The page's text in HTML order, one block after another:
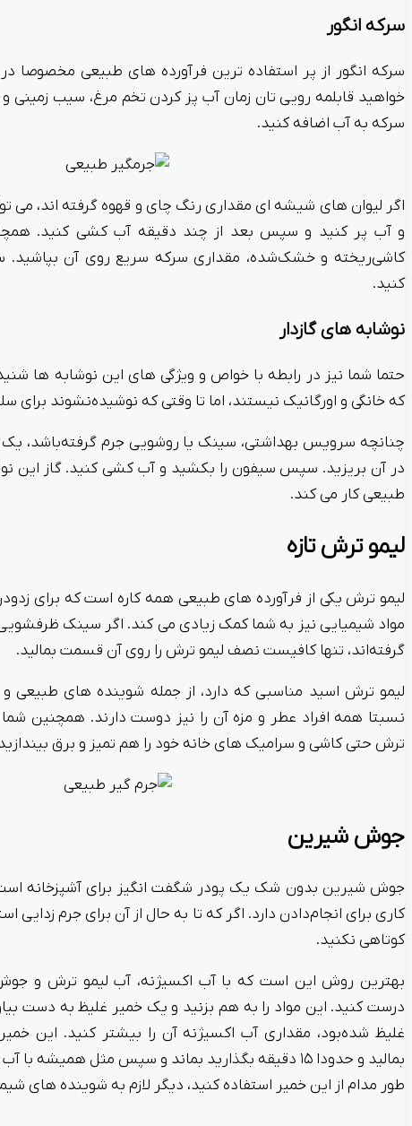
سرکه انگور
سرکه انگور از پر استفاده ترین فرآورده های طبیعی مخصوصا
خواهید قابلمه رویی تان زمان آب‌ پز کردن تخم‌ مرغ، سیب‌ زمینی
سرکه به آب اضافه کنید.
اگر لیوان‌ های شیشه ای مقداری رنگ چای و قهوه گرفته‌ اند، می
و آب پر کنید و سپس بعد از چند دقیقه آب‌ کشی کنید.
کاشی‌ریخته و خشک‌شده، مقداری سرکه سریع روی آن بپاشید.
کنید.
نوشابه‌ های گازدار
حتما شما نیز در رابطه با خواص و ویژگی های این نوشابه‌ ها
که خانگی و اورگانیک نیستند، اما تا وقتی که نوشیده‌نشوند برای
چنانچه سرویس بهداشتی، سینک یا روشویی جرم گرفته‌باشد، یک
در آن بریزید. سپس سیفون را بکشید و آب کشی کنید. گاز این
طبیعی کار می کند.
لیمو ترش تازه
لیمو ترش یکی از فرآورده های طبیعی همه کاره است که برای
مواد شیمیایی نیز به شما کمک زیادی می کند. اگر سینک
گرفته‌اند، تنها کافیست نصف لیمو ترش را روی آن قسمت بمالید.
لیمو ترش اسید مناسبی که دارد، از جمله شوینده‌ های طبیعی
نسبتا همه افراد عطر و مزه آن را نیز دوست دارند. همچنین
ترش حتی کاشی و سرامیک‌ های خانه خود را هم تمیز و برق
جوش شیرین
جوش شیرین بدون شک یک پودر شگفت انگیز برای آشپزخانه
کاری برای انجام‌دادن دارد. اگر که تا به حال از آن برای جرم‌ زدایی
کوتاهی نکنید.
بهترین روش این است که با آب اکسیژنه، آب لیمو ترش و
درست کنید. این مواد را به هم بزنید و یک خمیر غلیظ به دست
غلیظ شده‌بود، مقداری آب اکسیژنه آن را بیشتر کنید. این
بمالید و حدودا ۱۵ دقیقه بگذارید بماند و سپس مثل
طور مدام از این خمیر استفاده کنید، دیگر لازم به شوینده های